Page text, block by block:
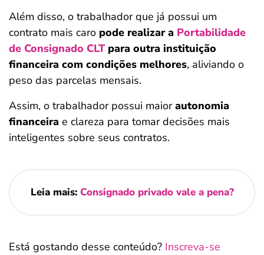
Além disso, o trabalhador que já possui um
contrato mais caro pode realizar a Portabilidade
de Consignado CLTpara outra instituição
financeira com condições melhores, aliviando o
peso das parcelas mensais.
Assim, o trabalhador possui maiorautonomia
financeira e clareza para tomar decisões mais
inteligentes sobre seus contratos.
Leia mais: Consignado privado vale a pena?
Está gostando desse conteúdo? Inscreva-se